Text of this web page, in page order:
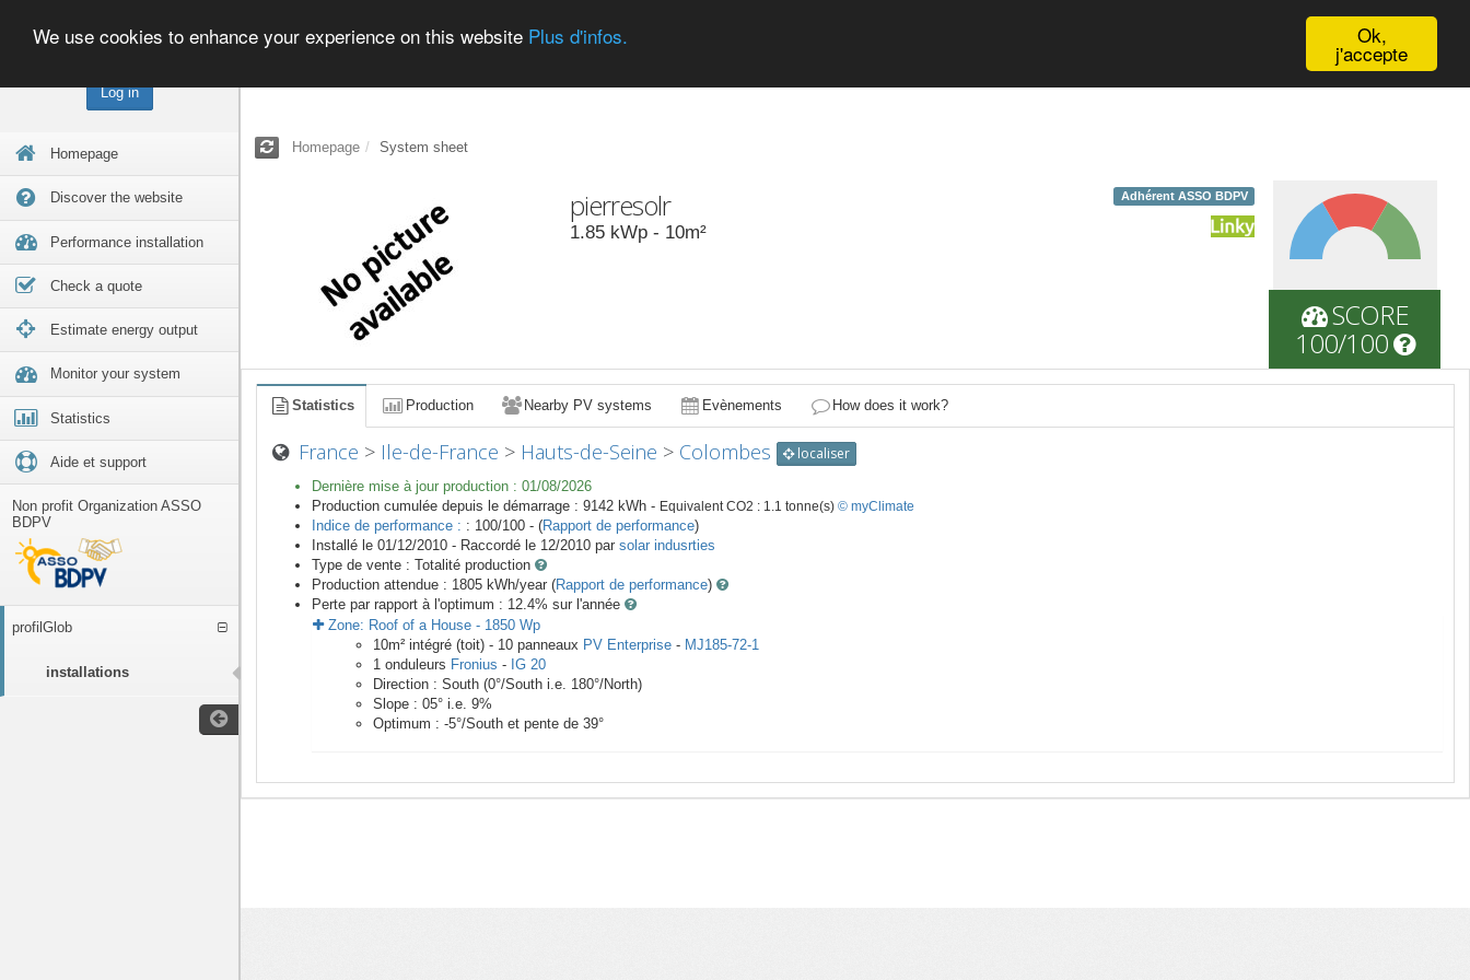
Log in
Homepage
Discover the website
Performance installation
Check a quote
Estimate energy output
Monitor your system
Statistics
Aide et support
Non profit Organization ASSO
BDPV
profilGlob
installations
Ok,
j'accepte
We use cookies to enhance your experience on this website Plus d'infos.
Homepage System sheet
pierresolr
1.85 kWp - 10m²
Adhérent ASSO BDPV
SCORE
100/100
Statistics Production Nearby PV systems Evènements How does it work?
France > Ile-de-France > Hauts-de-Seine > Colombes localiser
Dernière mise à jour production : 01/08/2026
Production cumulée depuis le démarrage : 9142 kWh - Equivalent CO2 : 1.1 tonne(s) © myClimate
Indice de performance : : 100/100 - (Rapport de performance)
Installé le 01/12/2010 - Raccordé le 12/2010 par solar indusrties
Type de vente : Totalité production
Production attendue : 1805 kWh/year (Rapport de performance)
Perte par rapport à l'optimum : 12.4% sur l'année
Zone: Roof of a House - 1850 Wp
10m² intégré (toit) - 10 panneaux PV Enterprise - MJ185-72-1
1 onduleurs Fronius - IG 20
Direction : South (0°/South i.e. 180°/North)
Slope : 05° i.e. 9%
Optimum : -5°/South et pente de 39°